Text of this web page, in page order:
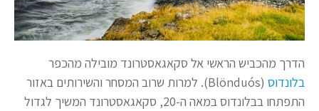
הדרך מהכביש הראשי אל סקאגאסטרונד מובילה מהכפר
בלונדוס
(Blönduós). למרות שרוב המסחר והשירותים באזור
התפתחו בבלונדוס במאה ה-20, סקאגאסטרונד המשיך לגדול